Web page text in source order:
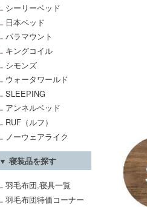
シーリーベッド
日本ベッド
パラマウント
キングコイル
シモンズ
ウォータワールド
SLEEPING
アンネルベッド
RUF（ルフ）
ノーウェアライク
▼ 寝装品を探す
羽毛布団,寝具一覧
羽毛布団特価コーナー